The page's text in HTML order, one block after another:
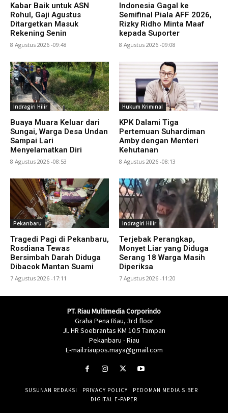
Kabar Baik untuk ASN
Rohul, Gaji Agustus
Ditargetkan Masuk
Rekening Senin
8 Agustus 2026 -09:48
Indonesia Gagal ke
Semifinal Piala AFF 2026,
Rizky Ridho Minta Maaf
kepada Suporter
8 Agustus 2026 -09:08
Indragiri Hilir
Buaya Muara Keluar dari
Sungai, Warga Desa Undan
Sampai Lari
Menyelamatkan Diri
8 Agustus 2026 -08:53
Hukum Kriminal
KPK Dalami Tiga
Pertemuan Suhardiman
Amby dengan Menteri
Kehutanan
8 Agustus 2026 -08:13
Pekanbaru
Tragedi Pagi di Pekanbaru,
Rosdiana Tewas
Bersimbah Darah Diduga
Dibacok Mantan Suami
7 Agustus 2026 -17:11
Indragiri Hilir
Terjebak Perangkap,
Monyet Liar yang Diduga
Serang 18 Warga Masih
Diperiksa
7 Agustus 2026 -11:20
PT. Riau Multimedia Corporindo
Graha Pena Riau, 3rd floor
Jl. HR Soebrantas KM 10.5 Tampan
Pekanbaru - Riau
E-mail:riaupos.maya@gmail.com
SUSUNAN REDAKSI PRIVACY POLICY
PEDOMAN MEDIA SIBER
DIGITAL E-PAPER